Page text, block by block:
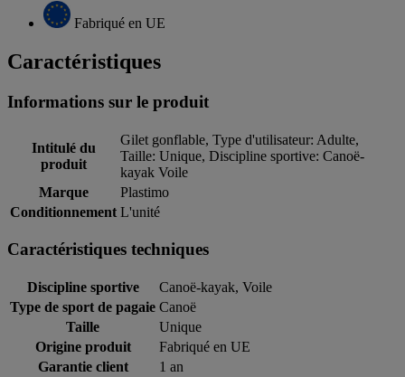
Fabriqué en UE
Caractéristiques
Informations sur le produit
Intitulé du
produit
Gilet gonflable, Type d'utilisateur: Adulte,
Taille: Unique, Discipline sportive: Canoë-
kayak Voile
Marque
Plastimo
Conditionnement L'unité
Caractéristiques techniques
Discipline sportive
Canoë-kayak, Voile
Type de sport de pagaie Canoë
Taille
Unique
Origine produit
Fabriqué en UE
Garantie client
1 an